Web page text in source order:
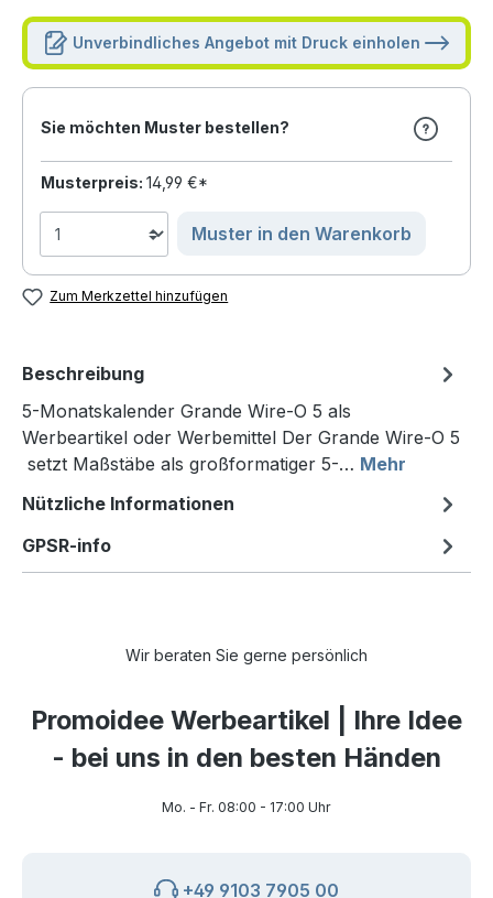
Unverbindliches Angebot mit Druck einholen
Sie möchten Muster bestellen?
Musterpreis: 14,99 €*
Muster in den Warenkorb
Zum Merkzettel hinzufügen
Beschreibung
5-Monatskalender Grande Wire-O 5 als
Werbeartikel oder Werbemittel Der Grande Wire-O 5
setzt Maßstäbe als großformatiger 5-… Mehr
Nützliche Informationen
GPSR-info
Wir beraten Sie gerne persönlich
Promoidee Werbeartikel | Ihre Idee
- bei uns in den besten Händen
Mo. - Fr. 08:00 - 17:00 Uhr
+49 9103 7905 00